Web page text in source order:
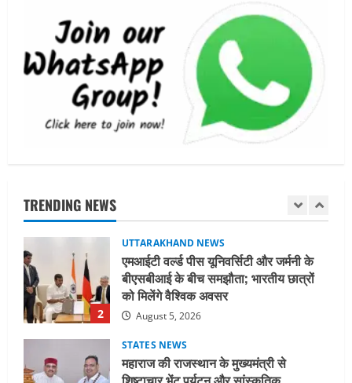
TRENDING NEWS
5
पूरी तरह प्रतिबद्ध, योजनाओं का लाभ बिना
किसी भेदभाव के अंतिम व्यक्ति तक पहुंचेगा:
मुख्यमंत्री धामी
August 2, 2026
UTTARAKHAND NEWS
मिस उत्तराखंड 2026 के सब-कॉन्टेस्ट ‘मिस
ब्यूटीफुल आइज़’ एवं ‘मिस ब्यूटीफुल हेयर’ का
आयोजन
बीएसबीआई के बीच समझौता; भारतीय छात्रों
August 5, 2026
STATES NEWS
महाराज की राजस्थान के मुख्यमंत्री से
शिष्टाचार भेंट पर्यटन और सांस्कृतिक
August 4, 2026